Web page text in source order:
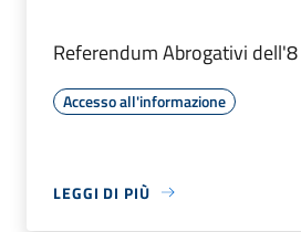
Referendum Abrogativi
Accesso all'informazione
LEGGI DI PIÙ